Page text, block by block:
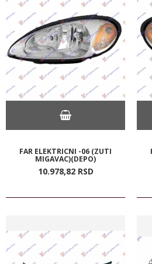
FAR ELEKTRICNI -06 (ZUTI
MIGAVAC)(DEPO)
10.978,82 RSD